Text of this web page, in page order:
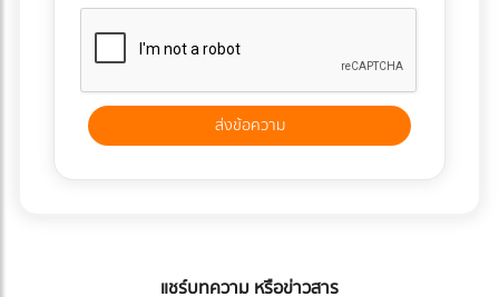
แชร์บทความ หรือข่าวสาร